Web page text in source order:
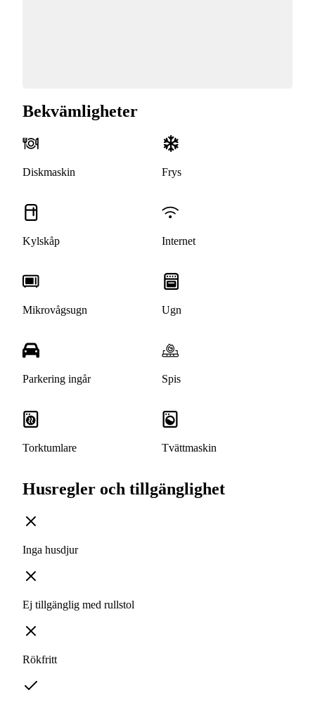
Bekvämligheter
Diskmaskin Frys
Kylskåp Internet
Mikrovågsugn Ugn
Parkering ingår Spis
Torktumlare Tvättmaskin
Husregler och tillgänglighet
Inga husdjur
Ej tillgänglig med rullstol
Rökfritt